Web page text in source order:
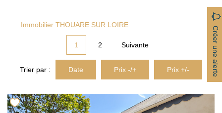
CONTACT
Immobilier THOUARE SUR LOIRE
Créer une alerte
1 2 Suivante
Trier par : Date Prix -/+ Prix +/-